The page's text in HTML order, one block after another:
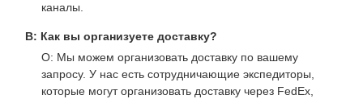
каналы.
В: Как вы организуете доставку?
О: Мы можем организовать доставку по вашему
запросу. У нас есть сотрудничающие экспедиторы,
которые могут организовать доставку через FedEx,